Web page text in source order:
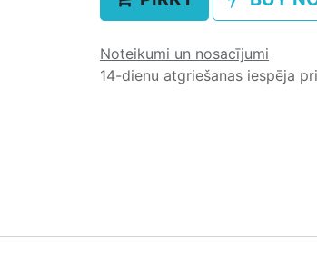
Noteikumi un nosacījumi
14-dienu atgriešanas iespēja